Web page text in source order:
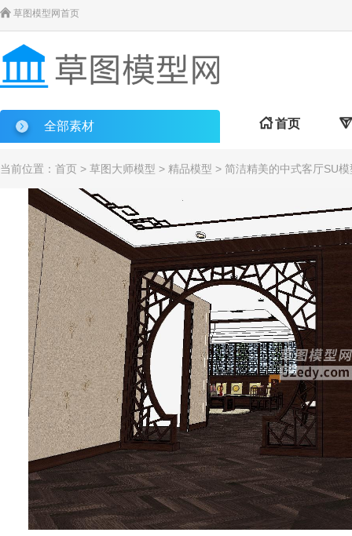
 草图模型网首页
全部素材 首页 
当前位置： 首页 > 草图大师模型 > 精品模型 > 简洁精美的中式客厅SU